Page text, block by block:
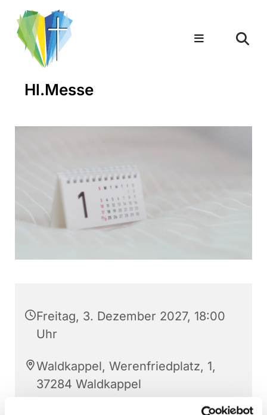
Hl.Messe
Freitag, 3. Dezember 2027, 18:00
Uhr
Waldkappel, Werenfriedplatz, 1,
37284 Waldkappel